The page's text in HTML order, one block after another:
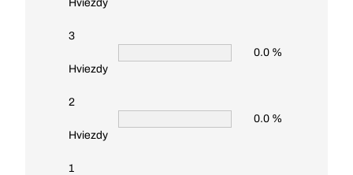
Hviezdy
3
Hviezdy
0.0 %
2
Hviezdy
0.0 %
1